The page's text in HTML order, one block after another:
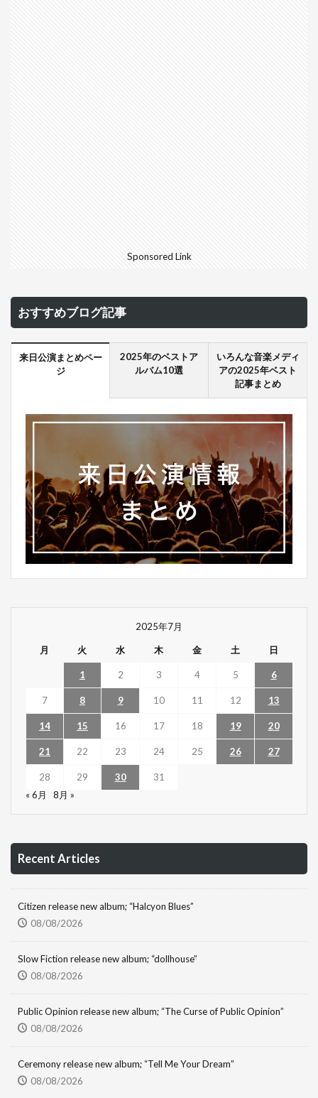
Sponsored Link
おすすめブログ記事
来日公演まとめペー
ジ
2025年のベストア
ルバム10選
いろんな音楽メディ
アの2025年ベスト
記事まとめ
2025年7月
月 火 水 木 金 土 日
1 2 3 4 5 6
7 8 9 10 11 12 13
14 15 16 17 18 19 20
21 22 23 24 25 26 27
28 29 30
31
« 6月
8月 »
Recent Articles
Citizen release new album; “Halcyon Blues”
08/08/2026
Slow Fiction release new album; “dollhouse”
08/08/2026
Public Opinion release new album; “The Curse of Public Opinion”
08/08/2026
Ceremony release new album; “Tell Me Your Dream”
08/08/2026